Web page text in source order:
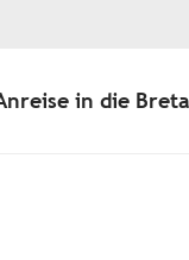
in die